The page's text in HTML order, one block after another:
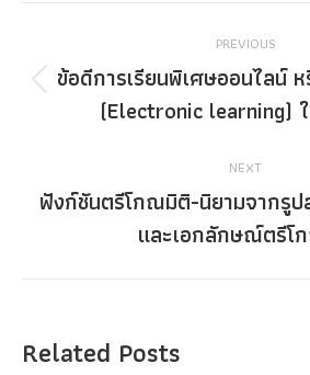
navigation
PREVIOUS
Previous
post:
ข้อดีการเรียนพิเศษออนไลน์
(Electronic learning)
NEXT
Next
post:
ฟังก์ชันตรีโกณมิติ-นิยามจากรูป
และเอกลักษณ์ตรีโ
Related Posts